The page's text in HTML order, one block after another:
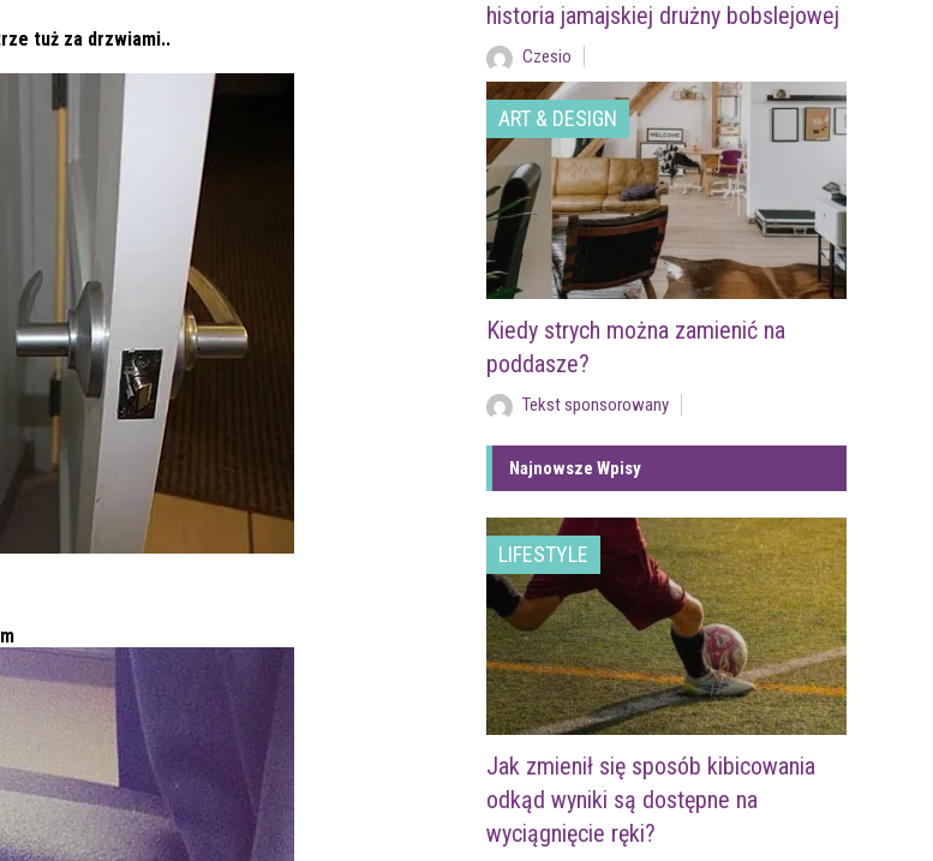
tuż za drzwiami..
historia jamajskiej drużny bobslejowej
Czesio
ART & DESIGN
Kiedy strych można zamienić na
poddasze?
Tekst sponsorowany
Najnowsze Wpisy
LIFESTYLE
Jak zmienił się sposób kibicowania
odkąd wyniki są dostępne na
wyciągnięcie ręki?